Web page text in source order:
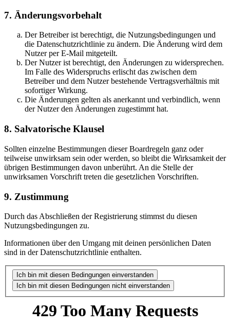
7. Änderungsvorbehalt
Der Betreiber ist berechtigt, die Nutzungsbedingungen und
die Datenschutzrichtlinie zu ändern. Die Änderung wird dem
Nutzer per E-Mail mitgeteilt.
Der Nutzer ist berechtigt, den Änderungen zu widersprechen.
Im Falle des Widerspruchs erlischt das zwischen dem
Betreiber und dem Nutzer bestehende Vertragsverhältnis mit
sofortiger Wirkung.
Die Änderungen gelten als anerkannt und verbindlich, wenn
der Nutzer den Änderungen zugestimmt hat.
8. Salvatorische Klausel
Sollten einzelne Bestimmungen dieser Boardregeln ganz oder
teilweise unwirksam sein oder werden, so bleibt die Wirksamkeit der
übrigen Bestimmungen davon unberührt. An die Stelle der
unwirksamen Vorschrift treten die gesetzlichen Vorschriften.
9. Zustimmung
Durch das Abschließen der Registrierung stimmst du diesen
Nutzungsbedingungen zu.
Informationen über den Umgang mit deinen persönlichen Daten
sind in der Datenschutzrichtlinie enthalten.